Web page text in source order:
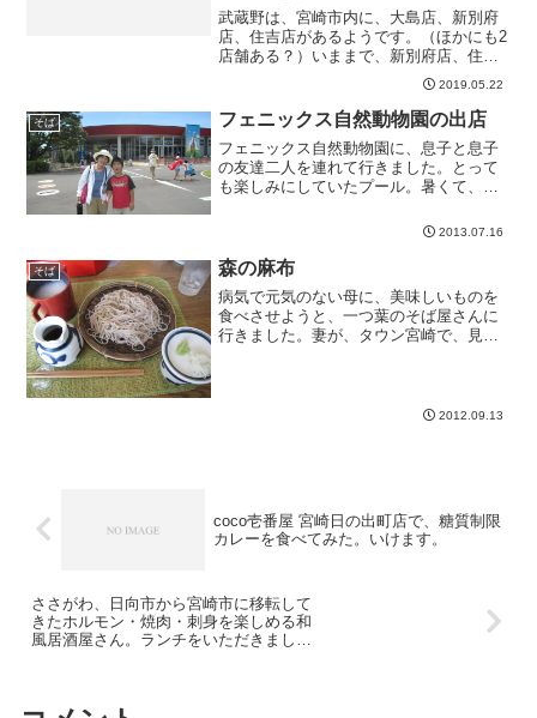
武蔵野は、宮崎市内に、大島店、新別府
店、住吉店があるようです。（ほかにも2
店舗ある？）いままで、新別府店、住吉
店には行ったことがあります。大島店
は、行ったことがなかったので、この半
額創業祭で行ってみることにしました。
時間は午前11時過ぎです...
2019.05.22
そば フェニックス自然動物園の出店
フェニックス自然動物園に、息子と息子
の友達二人を連れて行きました。とって
も楽しみにしていたプール。暑くて、水
が、息子たちはとても楽しそうでした
子供たちは遊んでいたので...
2013.07.16
そば 森の麻布
病気で元気のない母に、美味しいものを
食べさせようと、一つ葉のそば屋さんに
行きました。妻が、タウン宮崎で、見つ
2012.09.13
coco壱番屋 宮崎日の出町店で、糖質制限
カレーを食べてみた。いけます。
ささがわ、日向市から宮崎市に移転して
きたホルモン・焼肉・刺身を楽しめる和
風居酒屋さん。ランチをいただきまし